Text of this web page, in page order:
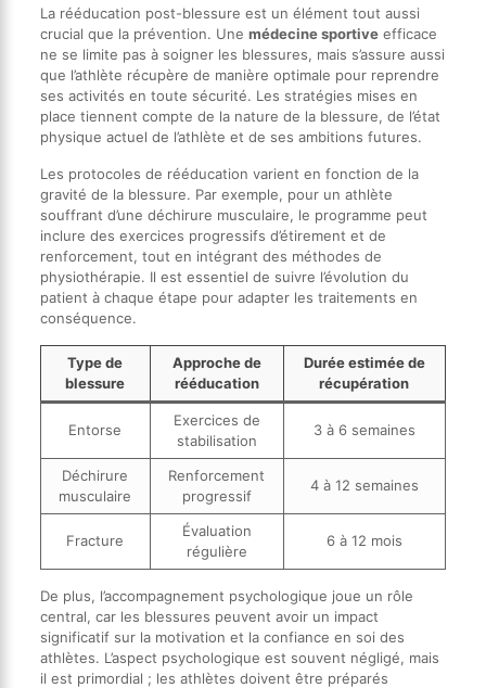
La rééducation post-blessure est un élément tout aussi
crucial que la prévention. Une médecine sportiveefficace
ne se limite pas à soigner les blessures, mais s’assure aussi
que l’athlète récupère de manière optimale pour reprendre
ses activités en toute sécurité. Les stratégies mises en
place tiennent compte de la nature de la blessure, de l’état
physique actuel de l’athlète et de ses ambitions futures.
Les protocoles de rééducation varient en fonction de la
gravité de la blessure. Par exemple, pour un athlète
souffrant d’une déchirure musculaire, le programme peut
inclure des exercices progressifs d’étirement et de
renforcement, tout en intégrant des méthodes de
physiothérapie. Il est essentiel de suivre l’évolution du
patient à chaque étape pour adapter les traitements en
conséquence.
Type de
blessure
Approche de
rééducation
Durée estimée de
récupération
Entorse
Exercices de
stabilisation
3 à 6 semaines
Déchirure
musculaire
Renforcement
progressif
4 à 12 semaines
Fracture
Évaluation
régulière
6 à 12 mois
De plus, l’accompagnement psychologique joue un rôle
central, car les blessures peuvent avoir un impact
significatif sur la motivation et la confiance en soi des
athlètes. L’aspect psychologique est souvent négligé, mais
il est primordial ; les athlètes doivent être préparés